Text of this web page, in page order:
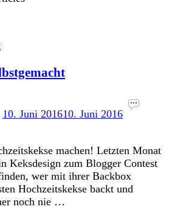
10. Juni 201610. Juni 2016
machen! Letzten Monat
Keksdesign zum Blogger Contest
wer mit ihrer Backbox
Hochzeitskekse backt und
noch nie …